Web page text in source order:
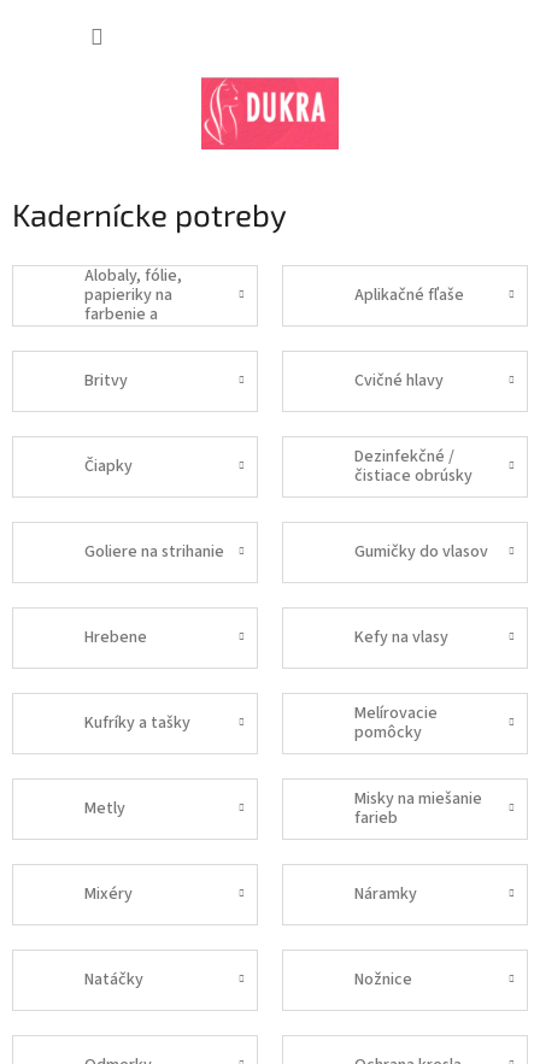
Kadernícke potreby
Alobaly, fólie,
papieriky na
farbenie a
melírovanie
Aplikačné fľaše
Britvy Cvičné hlavy
Čiapky
Dezinfekčné /
čistiace obrúsky
Goliere na strihanie Gumičky do vlasov
Hrebene Kefy na vlasy
Kufríky a tašky
Melírovacie
pomôcky
Metly
Misky na miešanie
farieb
Mixéry Náramky
Natáčky Nožnice